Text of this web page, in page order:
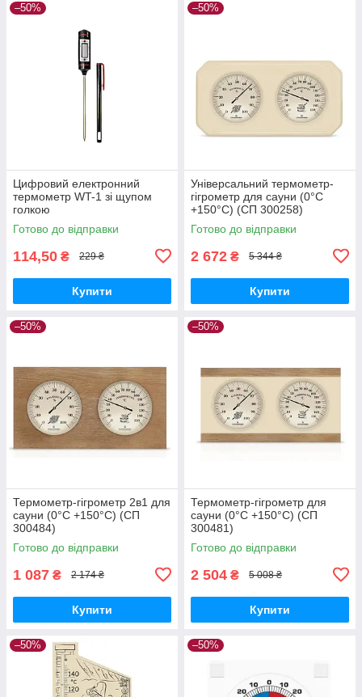
–50%
Цифровий електронний
термометр WT-1 зі щупом
голкою
Готово до відправки
114,50 ₴ 229 ₴
Купити
–50%
Універсальний термометр-
гігрометр для сауни (0°C
+150°C) (СП 300258)
Готово до відправки
2 672 ₴ 5 344 ₴
Купити
–50%
Термометр-гігрометр 2в1 для
сауни (0°C +150°C) (СП
300484)
Готово до відправки
1 087 ₴ 2 174 ₴
Купити
–50%
Термометр-гігрометр для
сауни (0°C +150°C) (СП
300481)
Готово до відправки
2 504 ₴ 5 008 ₴
Купити
–50% –50%